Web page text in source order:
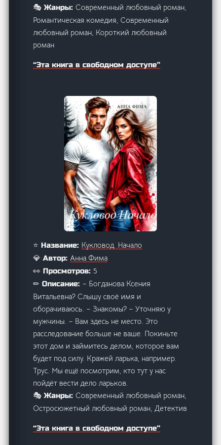
🎭 Жанры:Современный любовный роман,
Романтическая комедия, Современный
любовный роман, Короткий любовный
роман
“Эта книга в свободном доступе”
⭐ Название: Кукловод. Начало
💎 Автор:Анна Фима
👀 Просмотров: 5
✏ Описание: – Богданова Ксения
Витальевна? Слышу своё имя и
оборачиваюсь. – Знакомы? – Уточняю у
мужчины. – Вам здесь не место. Это
расследование больше не ваше. Покиньте
этот дом и займитесь делом, которое вам
будет под силу. Кражей ларька, например.
Трус. Мы ещё посмотрим, кто тут у нас
пойдёт вести дело ларьков.
🎭 Жанры:Современный любовный роман,
Остросюжетный любовный роман, Детектив
“Эта книга в свободном доступе”